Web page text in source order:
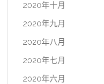
2020年十月
2020年九月
2020年八月
2020年七月
2020年六月